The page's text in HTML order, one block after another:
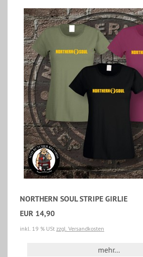
NORTHERN SOUL STRIPE GIRLIE
EUR 14,90
inkl. 19 % USt zzgl. Versandkosten
mehr...